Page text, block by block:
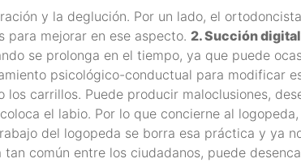
y la deglución. Por un lado, el
para mejorar en ese aspecto. 2. Succión digital
se prolonga en el tiempo, ya que puede
psicológico-conductual para modificar
carrillos. Puede producir maloclusiones,
el labio. Por lo que concierne al
del logopeda se borra esa práctica y ya
común entre los ciudadanos, puede